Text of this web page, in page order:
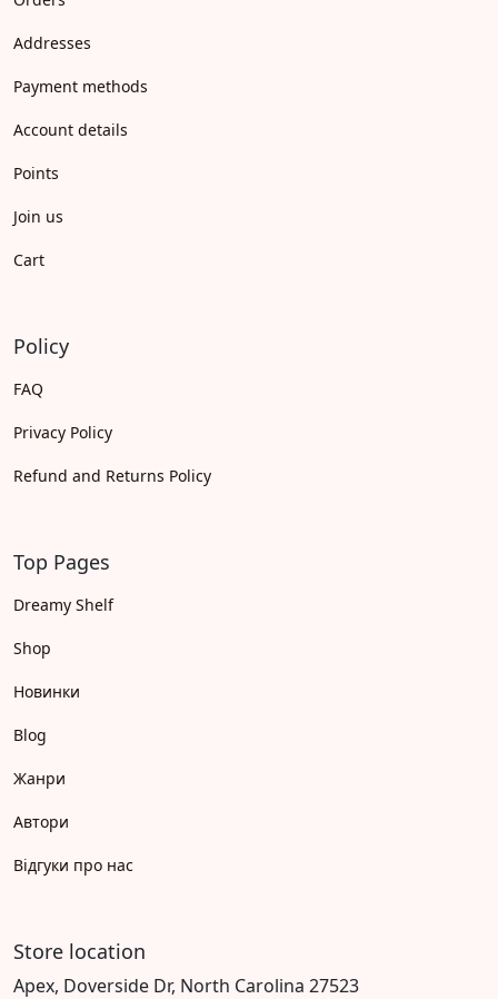
Addresses
Payment methods
Account details
Points
Join us
Cart
Policy
FAQ
Privacy Policy
Refund and Returns Policy
Top Pages
Dreamy Shelf
Shop
Новинки
Blog
Жанри
Автори
Відгуки про нас
Store location
Apex, Doverside Dr, North Carolina 27523